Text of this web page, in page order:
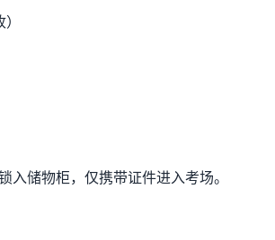
储物柜，仅携带证件进入考场。